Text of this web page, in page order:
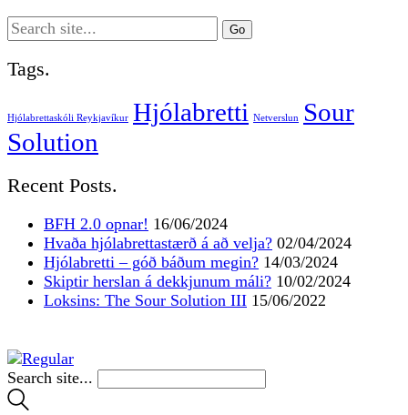
Search
for:
Tags.
Hjólabrettaskóli Reykjavíkur Hjólabretti Netverslun
Sour
Solution
Recent Posts.
BFH 2.0 opnar! 16/06/2024
Hvaða hjólabrettastærð á að velja? 02/04/2024
Hjólabretti – góð báðum megin? 14/03/2024
Skiptir herslan á dekkjunum máli? 10/02/2024
Loksins: The Sour Solution III 15/06/2022
Search site...